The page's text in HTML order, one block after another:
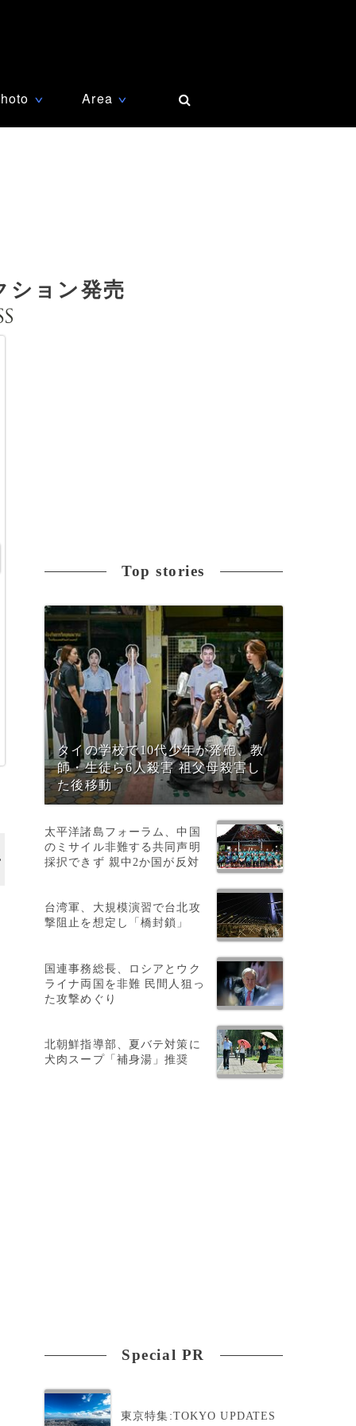
∨ Area ∨
ション発売
Top stories
タイの学校で10代少年が発砲、教
師・生徒ら6人殺害 祖父母殺害し
た後移動
太平洋諸島フォーラム、中国
のミサイル非難する共同声明
採択できず 親中2か国が反対
台湾軍、大規模演習で台北攻
撃阻止を想定し「橋封鎖」
国連事務総長、ロシアとウク
ライナ両国を非難 民間人狙っ
た攻撃めぐり
北朝鮮指導部、夏バテ対策に
犬肉スープ「補身湯」推奨
Special PR
東京特集:TOKYO UPDATES